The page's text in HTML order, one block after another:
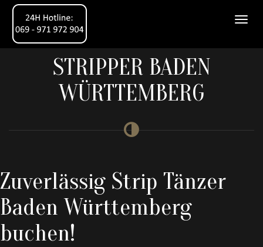
STRIPPER BADEN
WÜRTTEMBERG
Zuverlässig Strip Tänzer
Baden Württemberg
buchen!